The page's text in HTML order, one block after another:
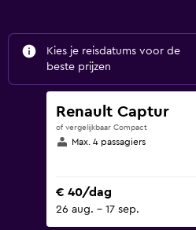
Kies je reisdatums voor de
beste prijzen
Renault Captur
of vergelijkbaar Compact
Max. 4 passagiers
€ 40/dag
26 aug. - 17 sep.